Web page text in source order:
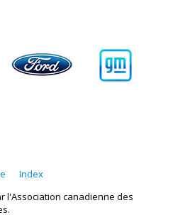
Index
l'Association canadienne des